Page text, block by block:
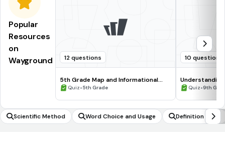
Popular
Resources
on
Wayground
12 questions
5th Grade Map and Informational
Processing Skills
Quiz•5th Grade
10 questions
Quiz•9th
Scientific Method Word Choice and Usage Definition clues